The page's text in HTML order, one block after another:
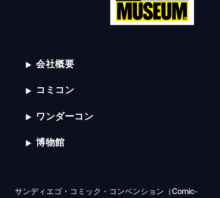
会社概要
コミコン
ワンダーコン
博物館
サンディエゴ・コミック・コンベンション（Comic-